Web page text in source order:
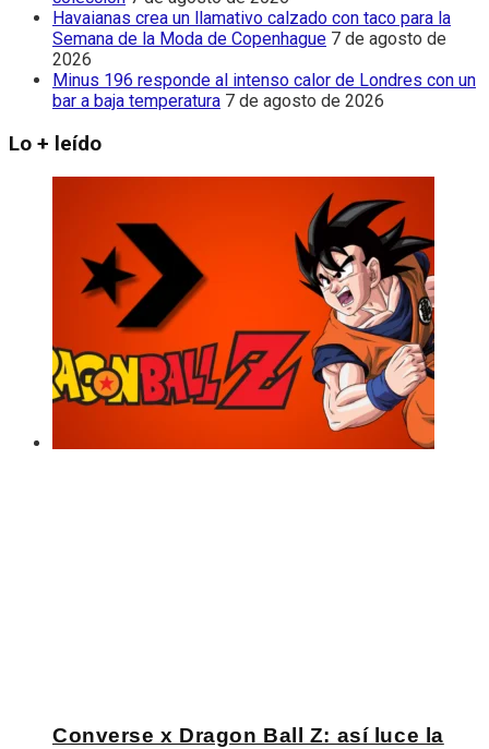
Havaianas crea un llamativo calzado con taco para la
Semana de la Moda de Copenhague 7 de agosto de
2026
Minus 196 responde al intenso calor de Londres con un
bar a baja temperatura 7 de agosto de 2026
Lo + leído
Converse x Dragon Ball Z: así luce la